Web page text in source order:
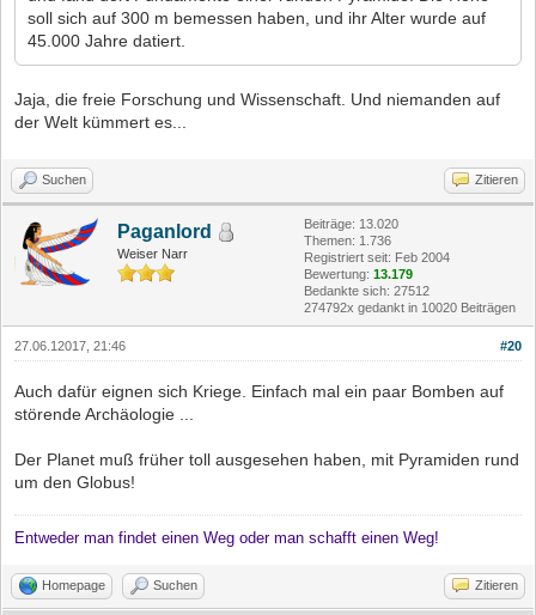
soll sich auf 300 m bemessen haben, und ihr Alter wurde auf
45.000 Jahre datiert.
Jaja, die freie Forschung und Wissenschaft. Und niemanden auf
der Welt kümmert es...
Suchen Zitieren
Paganlord
Weiser Narr
Beiträge: 13.020
Themen: 1.736
Registriert seit: Feb 2004
Bewertung: 13.179
Bedankte sich: 27512
274792x gedankt in 10020 Beiträgen
#20
27.06.12017, 21:46
Auch dafür eignen sich Kriege. Einfach mal ein paar Bomben auf
störende Archäologie ...
Der Planet muß früher toll ausgesehen haben, mit Pyramiden rund
um den Globus!
Entweder man findet einen Weg oder man schafft einen Weg!
Homepage Suchen Zitieren